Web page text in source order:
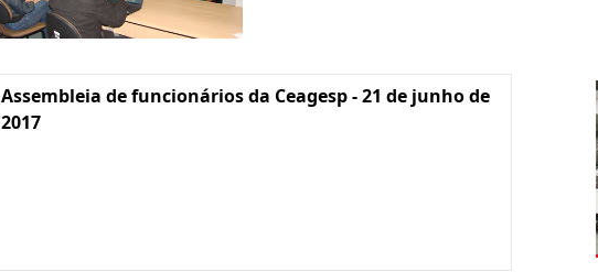
Assembleia de funcionários da Ceagesp - 21 de junho de
2017